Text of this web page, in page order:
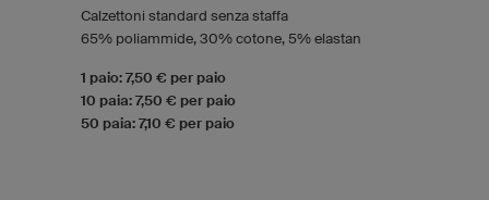
Calzettoni standard senza staffa
65% poliammide, 30% cotone, 5% elastan
1 paio: 7,50 € per paio
10 paia: 7,50 € per paio
50 paia: 7,10 € per paio